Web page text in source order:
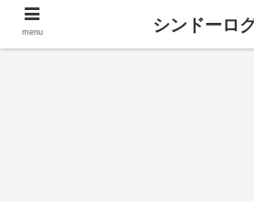
menu シンドーロ